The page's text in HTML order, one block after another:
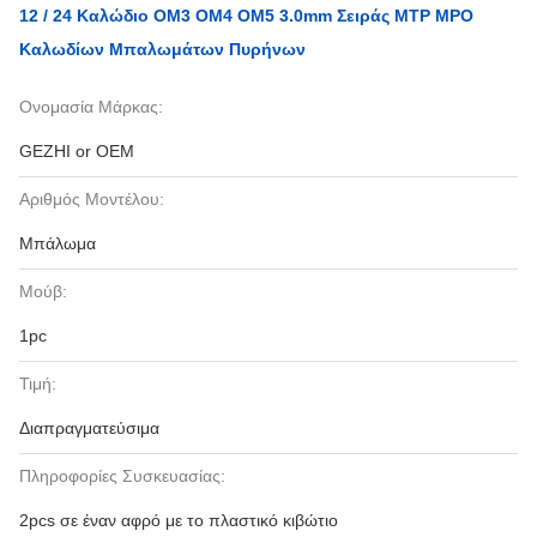
12 / 24 Καλώδιο OM3 OM4 OM5 3.0mm Σειράς MTP MPO
Καλωδίων Μπαλωμάτων Πυρήνων
Ονομασία Μάρκας:
GEZHI or OEM
Αριθμός Μοντέλου:
Μπάλωμα
Μούβ:
1pc
Τιμή:
Διαπραγματεύσιμα
Πληροφορίες Συσκευασίας:
2pcs σε έναν αφρό με το πλαστικό κιβώτιο